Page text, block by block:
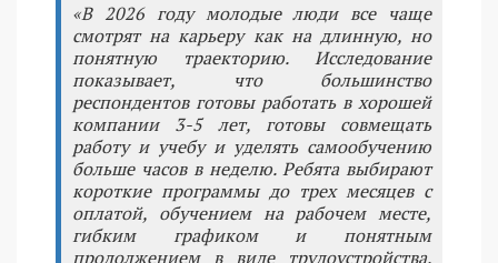
«В 2026 году молодые люди все чаще
смотрят на карьеру как на длинную, но
понятную траекторию. Исследование
показывает, что большинство
респондентов готовы работать в хорошей
компании 3-5 лет, готовы совмещать
работу и учебу и уделять самообучению
больше часов в неделю. Ребята выбирают
короткие программы до трех месяцев с
оплатой, обучением на рабочем месте,
гибким графиком и понятным
продолжением в виде трудоустройства.